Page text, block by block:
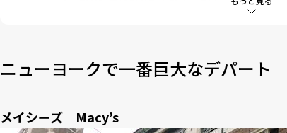
8
日本のデパートとの違い
ニューヨークで一番巨大なデパート
メイシーズ Macy’s